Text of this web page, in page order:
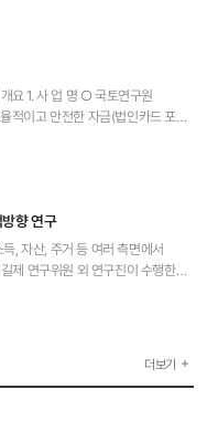
진 센터장의 인사말로
차장이 '국유재산 사용료체계
청사의 효율적 관리를 위한 청사
서는 사용료체계 개선 방향과 AI
유진 센터장과 국공유지연구센터
류를 확대하고, 국유재산 분야
변화에 공동 대응하고 국유재산
이고 안전한 자금(법인카드 포함)
자 함 3. 약정기간 ○ 계약기간 :
기관 상세 정보는 연구원
황 (단위: 백만원) 구 분
제76조 (부정당업자로 입찰참가자격
행에 대한 전담직원 배치 및
향 연구
, 자산, 주거 등 여러 측면에서
제 연구위원 외 연구진이 수행한
연구」는 이러한 문제의식 위에서
현장 활동가를 대상으로 한
함께 담아냈다. 이를 토대로
연계 등 6대 부문에 걸친 중장기
더보기